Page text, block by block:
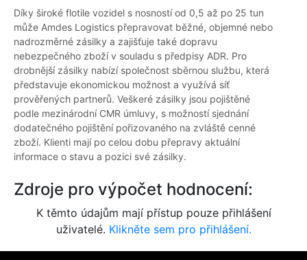
Díky široké flotile vozidel s nosností od 0,5 až po 25 tun
může Amdes Logistics přepravovat běžné, objemné nebo
nadrozměrné zásilky a zajišťuje také dopravu
nebezpečného zboží v souladu s předpisy ADR. Pro
drobnější zásilky nabízí společnost sběrnou službu, která
představuje ekonomickou možnost a využívá síť
prověřených partnerů. Veškeré zásilky jsou pojištěné
podle mezinárodní CMR úmluvy, s možností sjednání
dodatečného pojištění pořizovaného na zvláště cenné
zboží. Klienti mají po celou dobu přepravy aktuální
informace o stavu a pozici své zásilky.
Zdroje pro výpočet hodnocení:
K těmto údajům mají přístup pouze přihlášení
uživatelé. Klikněte sem pro přihlášení.